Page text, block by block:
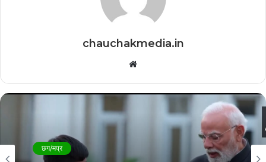
chauchakmedia.in
Website
छग/मप्र